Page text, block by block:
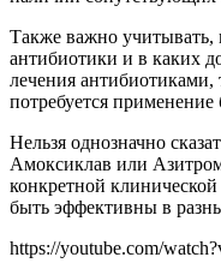
Также важно учитывать,
антибиотики и в каких
лечения антибиотиками,
потребуется
Нельзя однозначно
Амоксиклав или
конкретной
быть эффективны в
https://youtube.com/